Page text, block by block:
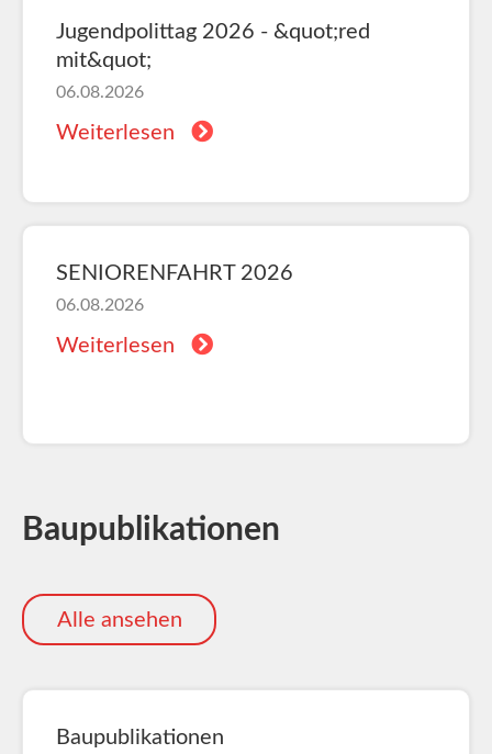
Jugendpolittag 2026 - &quot;red
mit&quot;
06.08.2026
Weiterlesen
SENIORENFAHRT 2026
06.08.2026
Weiterlesen
Baupublikationen
Alle ansehen
Baupublikationen